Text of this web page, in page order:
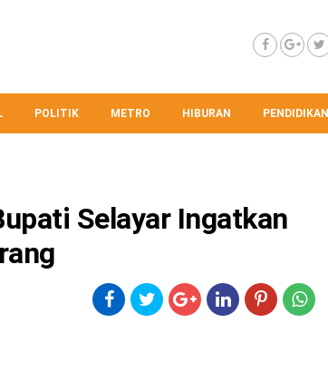
POLITIK METRO HIBURAN PENDIDIKAN
Selayar Ingatkan